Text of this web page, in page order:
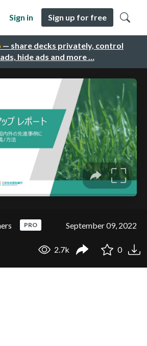
— share decks privately, control
hide ads and more …
Sign in Sign up for free
PRO September 09, 2022
2.7k 0